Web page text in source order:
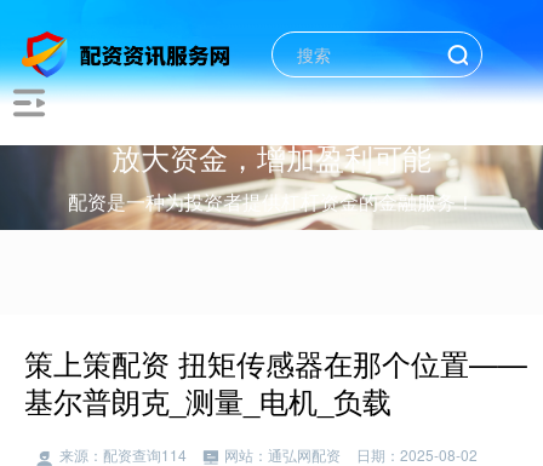
放大资金，增加盈利可能
配资是一种为投资者提供杠杆资金的金融服务！
策上策配资 扭矩传感器在那个位置——
基尔普朗克_测量_电机_负载
来源：配资查询114 网站：通弘网配资
日期：2025-08-02